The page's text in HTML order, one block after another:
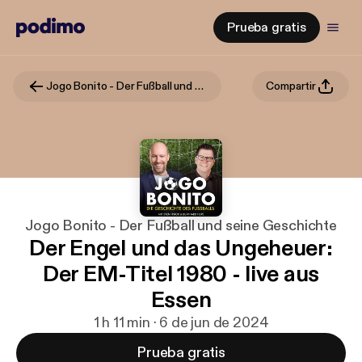
Prueba gratis
Jogo Bonito - Der Fußball und seine Geschichte Compartir
Jogo Bonito - Der Fußball und seine Geschichte
Der Engel und das Ungeheuer:
Der EM-Titel 1980 - live aus
Essen
1 h 11 min · 6 de jun de 2024
Prueba gratis